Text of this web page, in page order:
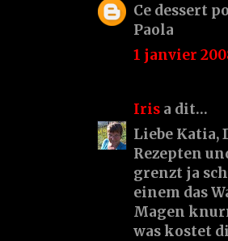
Ce dessert
Paola
1 janvier
Iris a dit…
Liebe Katia,
Rezepten
grenzt ja
einem das
Magen
was kostet